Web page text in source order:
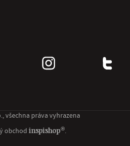
všechna práva vyhrazena
obchod inspishop®.